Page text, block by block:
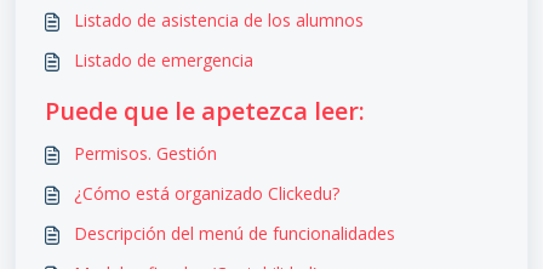
Listado de asistencia de los alumnos
Listado de emergencia
Puede que le apetezca leer:
Permisos. Gestión
¿Cómo está organizado Clickedu?
Descripción del menú de funcionalidades